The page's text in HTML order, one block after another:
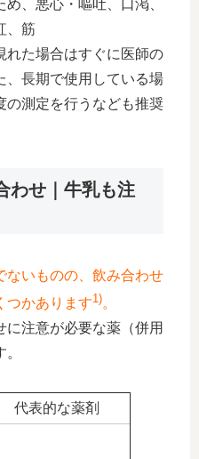
、悪心・嘔吐、口渇、
、筋
れた場合はすぐに医師の
、長期で使用している場
の測定を行うなども推奨
わせ｜牛乳も注
ないものの、飲み合わせ
つかあります1)。
に注意が必要な薬（併用
代表的な薬剤